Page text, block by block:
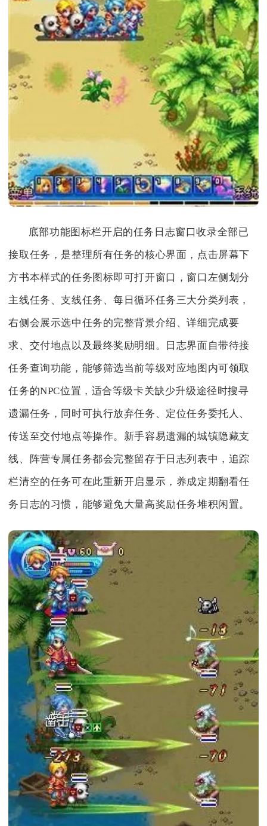
底部功能图标栏开启的任务日志窗口收录全部已
接取任务，是整理所有任务的核心界面，点击屏幕下
方书本样式的任务图标即可打开窗口，窗口左侧划分
主线任务、支线任务、每日循环任务三大分类列表，
右侧会展示选中任务的完整背景介绍、详细完成要
求、交付地点以及最终奖励明细。日志界面自带待接
任务查询功能，能够筛选当前等级对应地图内可领取
任务的NPC位置，适合等级卡关缺少升级途径时搜寻
遗漏任务，同时可执行放弃任务、定位任务委托人、
传送至交付地点等操作。新手容易遗漏的城镇隐藏支
线、阵营专属任务都会完整留存于日志列表中，追踪
栏清空的任务可在此重新开启显示，养成定期翻看任
务日志的习惯，能够避免大量高奖励任务堆积闲置。